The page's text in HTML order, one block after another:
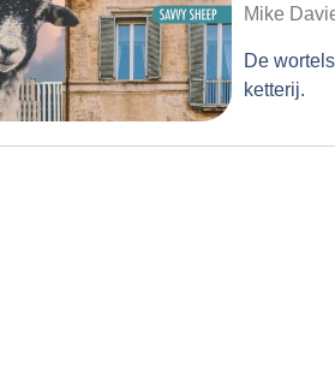
Mike
De
ketterij.